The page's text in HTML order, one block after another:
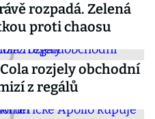
rozpadá. Zelená
proti chaosu
rozjely obchodní
z regálů